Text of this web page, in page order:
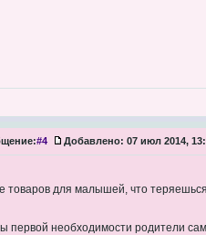
#4 Добавлено: 07 июл 2014,
товаров для малышей, что
первой необходимости родители